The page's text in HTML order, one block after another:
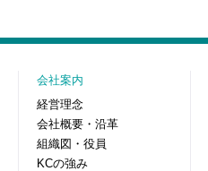
会社案内
経営理念
会社概要・沿革
組織図・役員
KCの強み